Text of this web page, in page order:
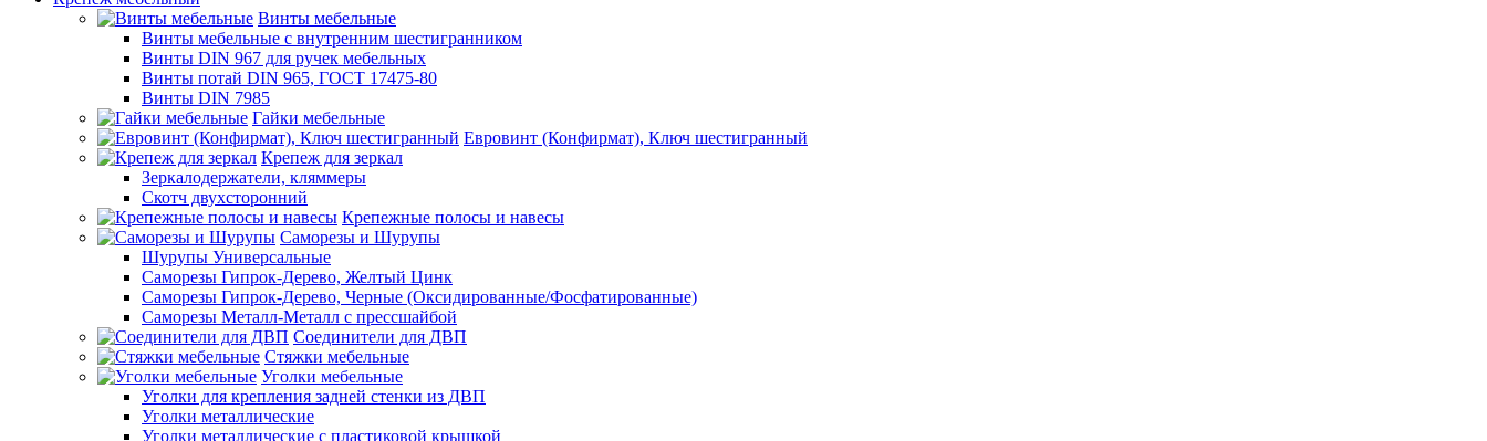
Винты мебельные
Винты мебельные с внутренним шестигранником
Винты DIN 967 для ручек мебельных
Винты потай DIN 965, ГОСТ 17475-80
Винты DIN 7985
Гайки мебельные
Евровинт (Конфирмат), Ключ шестигранный
Крепеж для зеркал
Зеркалодержатели, кляммеры
Скотч двухсторонний
Крепежные полосы и навесы
Саморезы и Шурупы
Шурупы Универсальные
Саморезы Гипрок-Дерево, Желтый Цинк
Саморезы Гипрок-Дерево, Черные (Оксидированные/Фосфатированные)
Саморезы Металл-Металл с прессшайбой
Соединители для ДВП
Стяжки мебельные
Уголки мебельные
Уголки для крепления задней стенки из ДВП
Уголки металлические
Уголки металлические с пластиковой крышкой